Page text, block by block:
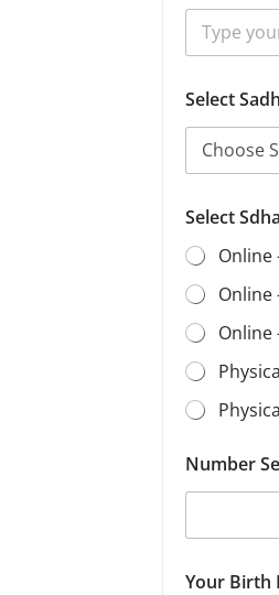
Select
Select
Online
Online
Online
Number
Your Birth